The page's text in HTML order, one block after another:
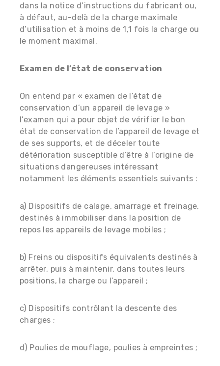
dans la notice d’instructions du fabricant ou,
à défaut, au-delà de la charge maximale
d’utilisation et à moins de 1,1 fois la charge ou
le moment maximal.
Examen de l’état de conservation
On entend par « examen de l’état de
conservation d’un appareil de levage »
l’examen qui a pour objet de vérifier le bon
état de conservation de l’appareil de levage et
de ses supports, et de déceler toute
détérioration susceptible d’être à l’origine de
situations dangereuses intéressant
notamment les éléments essentiels suivants :
a) Dispositifs de calage, amarrage et freinage,
destinés à immobiliser dans la position de
repos les appareils de levage mobiles ;
b) Freins ou dispositifs équivalents destinés à
arrêter, puis à maintenir, dans toutes leurs
positions, la charge ou l’appareil ;
c) Dispositifs contrôlant la descente des
charges ;
d) Poulies de mouflage, poulies à empreintes ;